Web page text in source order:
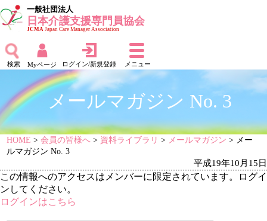
一般社団法人
日本介護支援専門員協会
JCMAJapan Care Manager Association
検索 Myページ ログイン/新規登録 メニュー
メールマガジン No. 3
HOME >会員の皆様へ > 資料ライブラリ > メールマガジン > メー
ルマガジン No. 3
平成19年10月15日
この情報へのアクセスはメンバーに限定されています。ログイ
ンしてください。
ログインはこちら